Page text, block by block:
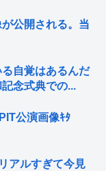
公開される。当
る自覚はあるんだ
念式典での...
公演画像ｷﾀ
アルすぎて今見